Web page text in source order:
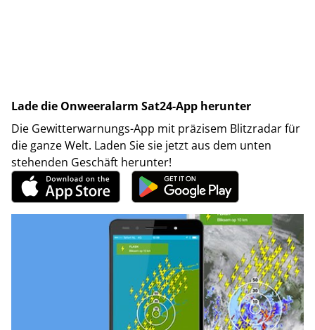
Lade die Onweeralarm Sat24-App herunter
Die Gewitterwarnungs-App mit präzisem Blitzradar für
die ganze Welt. Laden Sie sie jetzt aus dem unten
stehenden Geschäft herunter!